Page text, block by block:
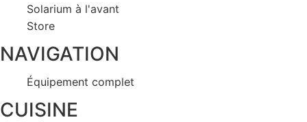
Solarium à l'avant
Store
NAVIGATION
Équipement complet
CUISINE